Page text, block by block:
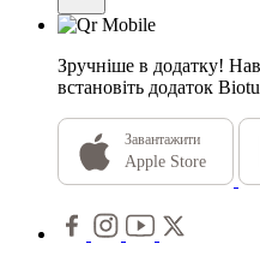
Зручніше в додатку!
встановіть додаток
Завантажити
Apple Store